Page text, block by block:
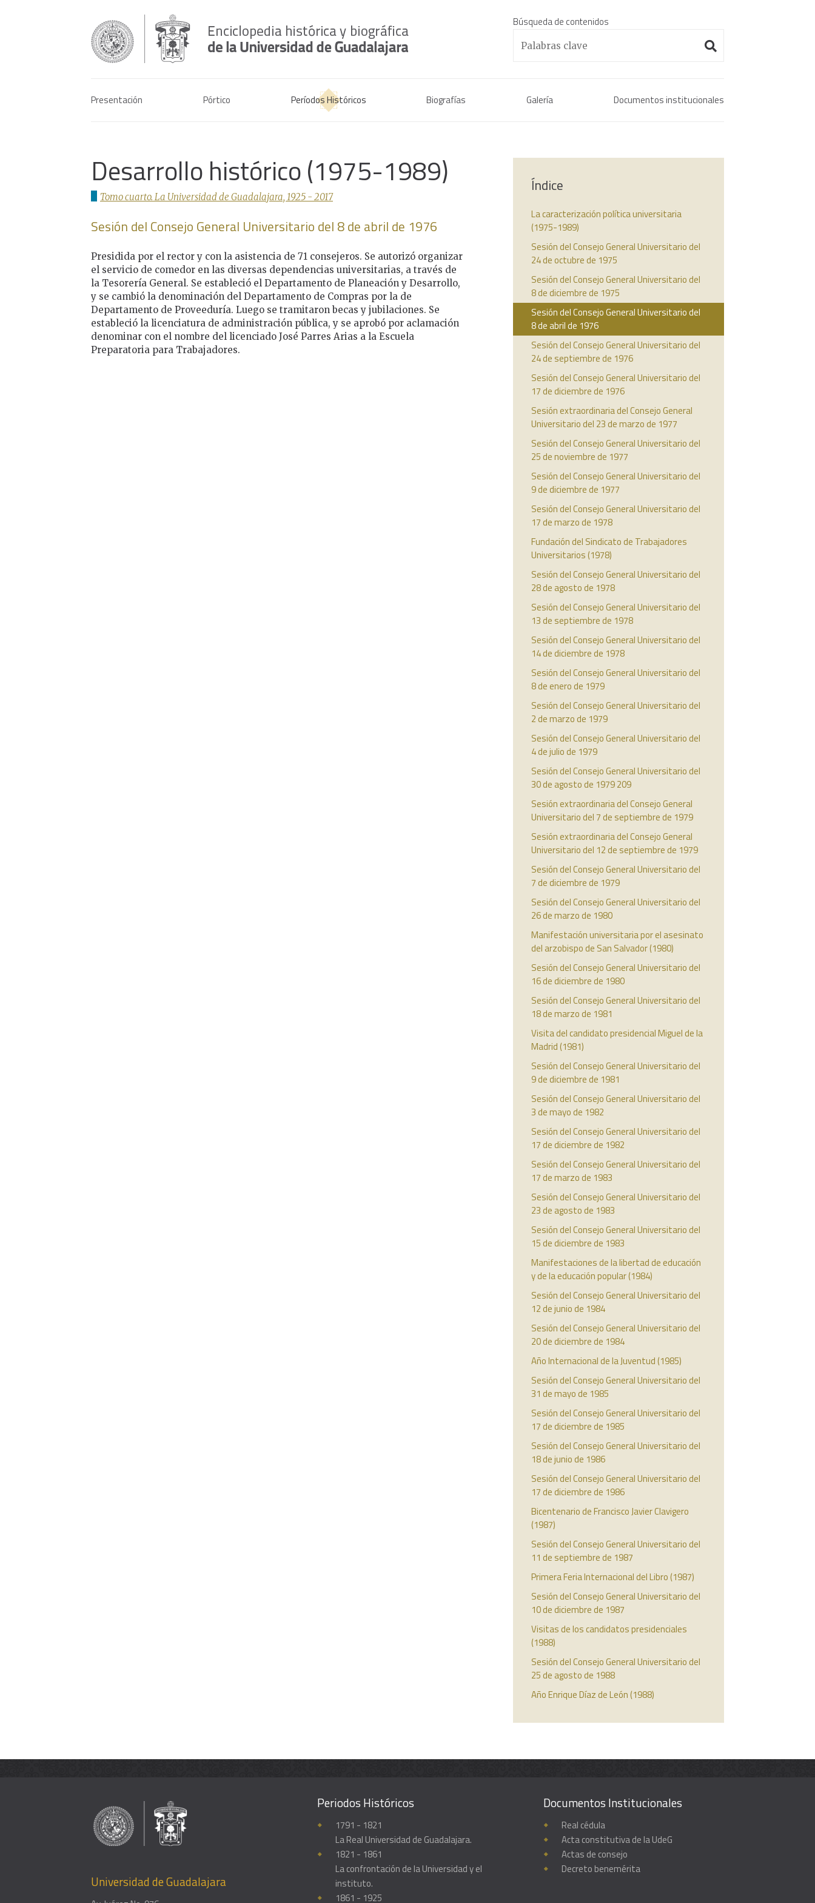
Búsqueda de contenidos
Presentación Pórtico Períodos Históricos Biografías Galería Documentos institucionales
Índice
La caracterización política universitaria
(1975-1989)
Sesión del Consejo General Universitario del
24 de octubre de 1975
Sesión del Consejo General Universitario del
8 de diciembre de 1975
Sesión del Consejo General Universitario del
8 de abril de 1976
Sesión del Consejo General Universitario del
24 de septiembre de 1976
Sesión del Consejo General Universitario del
17 de diciembre de 1976
Sesión extraordinaria del Consejo General
Universitario del 23 de marzo de 1977
Sesión del Consejo General Universitario del
25 de noviembre de 1977
Sesión del Consejo General Universitario del
9 de diciembre de 1977
Sesión del Consejo General Universitario del
17 de marzo de 1978
Fundación del Sindicato de Trabajadores
Universitarios (1978)
Sesión del Consejo General Universitario del
28 de agosto de 1978
Sesión del Consejo General Universitario del
13 de septiembre de 1978
Sesión del Consejo General Universitario del
14 de diciembre de 1978
Sesión del Consejo General Universitario del
8 de enero de 1979
Sesión del Consejo General Universitario del
2 de marzo de 1979
Sesión del Consejo General Universitario del
4 de julio de 1979
Sesión del Consejo General Universitario del
30 de agosto de 1979 209
Sesión extraordinaria del Consejo General
Universitario del 7 de septiembre de 1979
Sesión extraordinaria del Consejo General
Universitario del 12 de septiembre de 1979
Sesión del Consejo General Universitario del
7 de diciembre de 1979
Sesión del Consejo General Universitario del
26 de marzo de 1980
Manifestación universitaria por el asesinato
del arzobispo de San Salvador (1980)
Sesión del Consejo General Universitario del
16 de diciembre de 1980
Sesión del Consejo General Universitario del
18 de marzo de 1981
Visita del candidato presidencial Miguel de la
Madrid (1981)
Sesión del Consejo General Universitario del
9 de diciembre de 1981
Sesión del Consejo General Universitario del
3 de mayo de 1982
Sesión del Consejo General Universitario del
17 de diciembre de 1982
Sesión del Consejo General Universitario del
17 de marzo de 1983
Sesión del Consejo General Universitario del
23 de agosto de 1983
Sesión del Consejo General Universitario del
15 de diciembre de 1983
Manifestaciones de la libertad de educación
y de la educación popular (1984)
Sesión del Consejo General Universitario del
12 de junio de 1984
Sesión del Consejo General Universitario del
20 de diciembre de 1984
Año Internacional de la Juventud (1985)
Sesión del Consejo General Universitario del
31 de mayo de 1985
Sesión del Consejo General Universitario del
17 de diciembre de 1985
Sesión del Consejo General Universitario del
18 de junio de 1986
Sesión del Consejo General Universitario del
17 de diciembre de 1986
Bicentenario de Francisco Javier Clavigero
(1987)
Sesión del Consejo General Universitario del
11 de septiembre de 1987
Primera Feria Internacional del Libro (1987)
Sesión del Consejo General Universitario del
10 de diciembre de 1987
Visitas de los candidatos presidenciales
(1988)
Sesión del Consejo General Universitario del
25 de agosto de 1988
Año Enrique Díaz de León (1988)
Desarrollo histórico (1975-1989)
Tomo cuarto. La Universidad de Guadalajara, 1925 - 2017
Sesión del Consejo General Universitario del 8 de abril de 1976
Presidida por el rector y con la asistencia de 71 consejeros. Se autorizó organizar
el servicio de comedor en las diversas dependencias universitarias, a través de
la Tesorería General. Se estableció el Departamento de Planeación y Desarrollo,
y se cambió la denominación del Departamento de Compras por la de
Departamento de Proveeduría. Luego se tramitaron becas y jubilaciones. Se
estableció la licenciatura de administración pública, y se aprobó por aclamación
denominar con el nombre del licenciado José Parres Arias a la Escuela
Preparatoria para Trabajadores.
Enciclopedia histórica y biográfica de la Universidad de Guadalajara
Universidad de Guadalajara
Periodos Históricos
1791 - 1821
La Real Universidad de Guadalajara.
1821 - 1861
La confrontación de la Universidad y el
instituto.
1861 - 1925
Documentos Institucionales
Real cédula
Acta constitutiva de la UdeG
Actas de consejo
Decreto benemérita